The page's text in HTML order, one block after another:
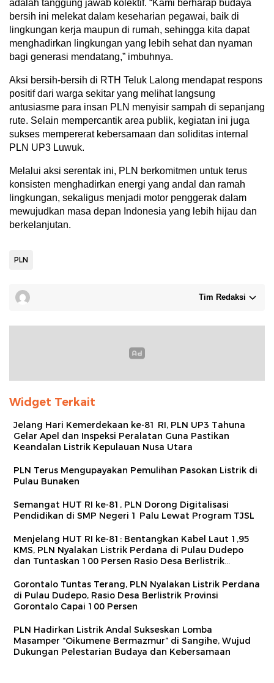
adalah tanggung jawab kolektif. “Kami berharap budaya
bersih ini melekat dalam keseharian pegawai, baik di
lingkungan kerja maupun di rumah, sehingga kita dapat
menghadirkan lingkungan yang lebih sehat dan nyaman
bagi generasi mendatang,” imbuhnya.
Aksi bersih-bersih di RTH Teluk Lalong mendapat respons
positif dari warga sekitar yang melihat langsung
antusiasme para insan PLN menyisir sampah di sepanjang
rute. Selain mempercantik area publik, kegiatan ini juga
sukses mempererat kebersamaan dan soliditas internal
PLN UP3 Luwuk.
Melalui aksi serentak ini, PLN berkomitmen untuk terus
konsisten menghadirkan energi yang andal dan ramah
lingkungan, sekaligus menjadi motor penggerak dalam
mewujudkan masa depan Indonesia yang lebih hijau dan
berkelanjutan.
PLN
Tim Redaksi
Widget Terkait
Jelang Hari Kemerdekaan ke-81 RI, PLN UP3 Tahuna
Gelar Apel dan Inspeksi Peralatan Guna Pastikan
Keandalan Listrik Kepulauan Nusa Utara
PLN Terus Mengupayakan Pemulihan Pasokan Listrik di
Pulau Bunaken
Semangat HUT RI ke-81, PLN Dorong Digitalisasi
Pendidikan di SMP Negeri 1 Palu Lewat Program TJSL
Menjelang HUT RI ke-81: Bentangkan Kabel Laut 1,95
KMS, PLN Nyalakan Listrik Perdana di Pulau Dudepo
dan Tuntaskan 100 Persen Rasio Desa Berlistrik
Gorontalo Tuntas Terang, PLN Nyalakan Listrik Perdana
di Pulau Dudepo, Rasio Desa Berlistrik Provinsi
Gorontalo Capai 100 Persen
PLN Hadirkan Listrik Andal Sukseskan Lomba
Masamper “Oikumene Bermazmur” di Sangihe, Wujud
Dukungan Pelestarian Budaya dan Kebersamaan